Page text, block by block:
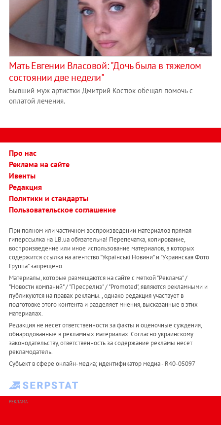
Мать Евгении Власовой: "Дочь была в тяжелом
состоянии две недели"
Бывший муж артистки Дмитрий Костюк обещал помочь с
оплатой лечения.
Про нас
Реклама на сайте
Ивенты
Редакция
Политики и стандарты
Пользовательское соглашение
При полном или частичном воспроизведении материалов прямая
гиперссылка на LB.ua обязательна! Перепечатка, копирование,
воспроизведение или иное использование материалов, в которых
содержится ссылка на агентство "Українськi Новини" и "Украинская Фото
Группа" запрещено.
Материалы, которые размещаются на сайте с меткой "Реклама" /
"Новости компаний" / "Пресрелиз" / "Promoted", являются рекламными и
публикуются на правах рекламы. , однако редакция участвует в
подготовке этого контента и разделяет мнения, высказанные в этих
материалах.
Редакция не несет ответственности за факты и оценочные суждения,
обнародованные в рекламных материалах. Согласно украинскому
законодательству, ответственность за содержание рекламы несет
рекламодатель.
Субъект в сфере онлайн-медиа; идентификатор медиа - R40-05097
РЕКЛАМА